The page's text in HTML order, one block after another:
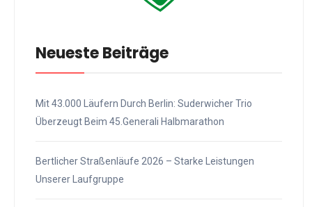
Neueste Beiträge
Mit 43.000 Läufern Durch Berlin: Suderwicher Trio
Überzeugt Beim 45.Generali Halbmarathon
Bertlicher Straßenläufe 2026 – Starke Leistungen
Unserer Laufgruppe